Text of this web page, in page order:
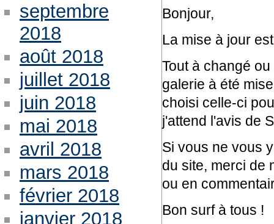
Bonjour,
La mise à jour
Tout à changé
galerie à été
choisi celle-ci
j'attend l'avis de
Si vous ne vous
du site, merci de
ou en
Bon surf à tous !
septembre
2018
août 2018
juillet 2018
juin 2018
mai 2018
avril 2018
mars 2018
février 2018
janvier 2018